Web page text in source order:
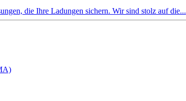
die Ihre Ladungen sichern. Wir sind stolz auf die...